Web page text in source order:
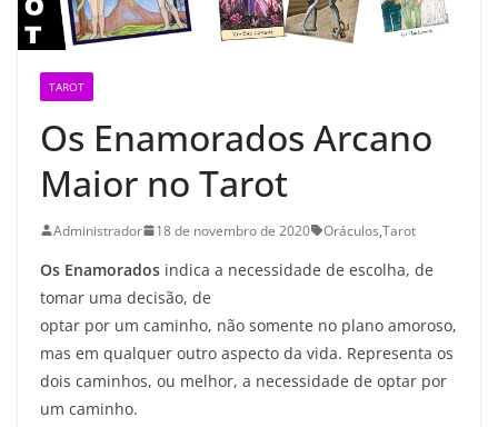
TAROT
Os Enamorados Arcano
Maior no Tarot
Administrador 18 de novembro de 2020 Oráculos,Tarot
Os Enamorados indica a necessidade de escolha, de
tomar uma decisão, de
optar por um caminho, não somente no plano amoroso,
mas em qualquer outro aspecto da vida. Representa os
dois caminhos, ou melhor, a necessidade de optar por
um caminho.